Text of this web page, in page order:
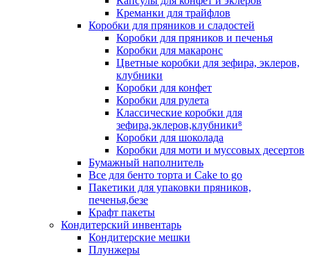
Креманки для трайфлов
Коробки для пряников и сладостей
Коробки для пряников и печенья
Коробки для макаронс
Цветные коробки для зефира, эклеров,
клубники
Коробки для конфет
Коробки для рулета
Классические коробки для
зефира,эклеров,клубники⁸
Коробки для шоколада
Коробки для моти и муссовых десертов
Бумажный наполнитель
Все для бенто торта и Cake to go
Пакетики для упаковки пряников,
печенья,безе
Крафт пакеты
Кондитерский инвентарь
Кондитерские мешки
Плунжеры